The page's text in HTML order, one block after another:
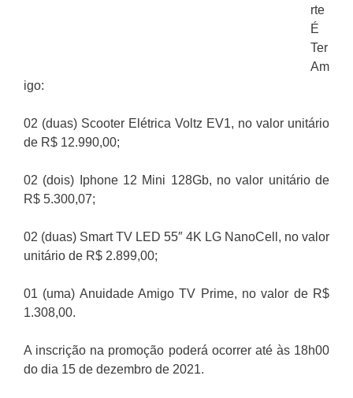
rte
É
Ter
Am
igo:
02 (duas) Scooter Elétrica Voltz EV1, no valor unitário
de R$ 12.990,00;
02 (dois) Iphone 12 Mini 128Gb, no valor unitário de
R$ 5.300,07;
02 (duas) Smart TV LED 55″ 4K LG NanoCell, no valor
unitário de R$ 2.899,00;
01 (uma) Anuidade Amigo TV Prime, no valor de R$
1.308,00.
A inscrição na promoção poderá ocorrer até às 18h00
do dia 15 de dezembro de 2021.